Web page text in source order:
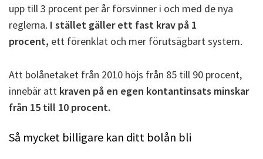
upp till 3 procent per år försvinner i och med de nya
reglerna. I stället gäller ett fast krav på 1
procent, ett förenklat och mer förutsägbart system.
Att bolånetaket från 2010 höjs från 85 till 90 procent,
innebär att kraven på en egen kontantinsats minskar
från 15 till 10 procent.
Så mycket billigare kan ditt bolån bli